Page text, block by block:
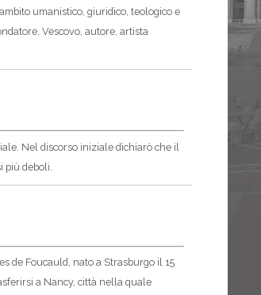
umanistico, giuridico, teologico e
Vescovo, autore, artista
Nel discorso iniziale dichiarò che il
deboli.
de Foucauld, nato a Strasburgo il 15
a Nancy, città nella quale